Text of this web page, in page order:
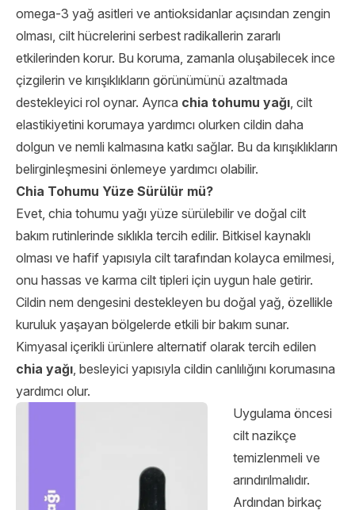
omega-3 yağ asitleri ve antioksidanlar açısından zengin
olması, cilt hücrelerini serbest radikallerin zararlı
etkilerinden korur. Bu koruma, zamanla oluşabilecek ince
çizgilerin ve kırışıklıkların görünümünü azaltmada
destekleyici rol oynar. Ayrıca chia tohumu yağı, cilt
elastikiyetini korumaya yardımcı olurken cildin daha
dolgun ve nemli kalmasına katkı sağlar. Bu da kırışıklıkların
belirginleşmesini önlemeye yardımcı olabilir.
Chia Tohumu Yüze Sürülür mü?
Evet, chia tohumu yağı yüze sürülebilir ve doğal cilt
bakım rutinlerinde sıklıkla tercih edilir. Bitkisel kaynaklı
olması ve hafif yapısıyla cilt tarafından kolayca emilmesi,
onu hassas ve karma cilt tipleri için uygun hale getirir.
Cildin nem dengesini destekleyen bu doğal yağ, özellikle
kuruluk yaşayan bölgelerde etkili bir bakım sunar.
Kimyasal içerikli ürünlere alternatif olarak tercih edilen
chia yağı, besleyici yapısıyla cildin canlılığını korumasına
yardımcı olur.
Uygulama öncesi
cilt nazikçe
temizlenmeli ve
arındırılmalıdır.
Ardından birkaç